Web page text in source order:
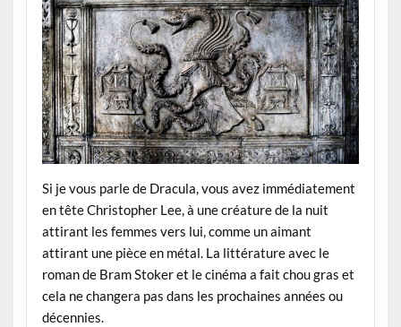
Si je vous parle de Dracula, vous avez immédiatement
en tête Christopher Lee, à une créature de la nuit
attirant les femmes vers lui, comme un aimant
attirant une pièce en métal. La littérature avec le
roman de Bram Stoker et le cinéma a fait chou gras et
cela ne changera pas dans les prochaines années ou
décennies.